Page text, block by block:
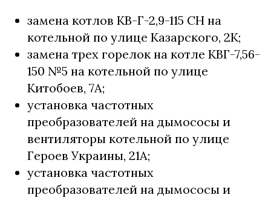
замена котлов КВ-Г-2,9-115 СН на
котельной по улице Казарского, 2К;
замена трех горелок на котле КВГ-7,56-
150 №5 на котельной по улице
Китобоев, 7А;
установка частотных
преобразователей на дымососы и
вентиляторы котельной по улице
Героев Украины, 21А;
установка частотных
преобразователей на дымососы и